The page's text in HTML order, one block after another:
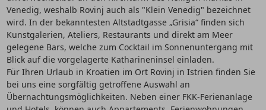
Venedig, weshalb Rovinj auch als "Klein Venedig" bezeichnet
wird. In der bekanntesten Altstadtgasse „Grisia“ finden sich
Kunstgalerien, Ateliers, Restaurants und direkt am Meer
gelegene Bars, welche zum Cocktail im Sonnenuntergang mit
Blick auf die vorgelagerte Katharineninsel einladen.
Für Ihren Urlaub in Kroatien im Ort Rovinj in Istrien finden Sie
bei uns eine sorgfältig getroffene Auswahl an
Übernachtungsmöglichkeiten. Neben einer FKK-Ferienanlage